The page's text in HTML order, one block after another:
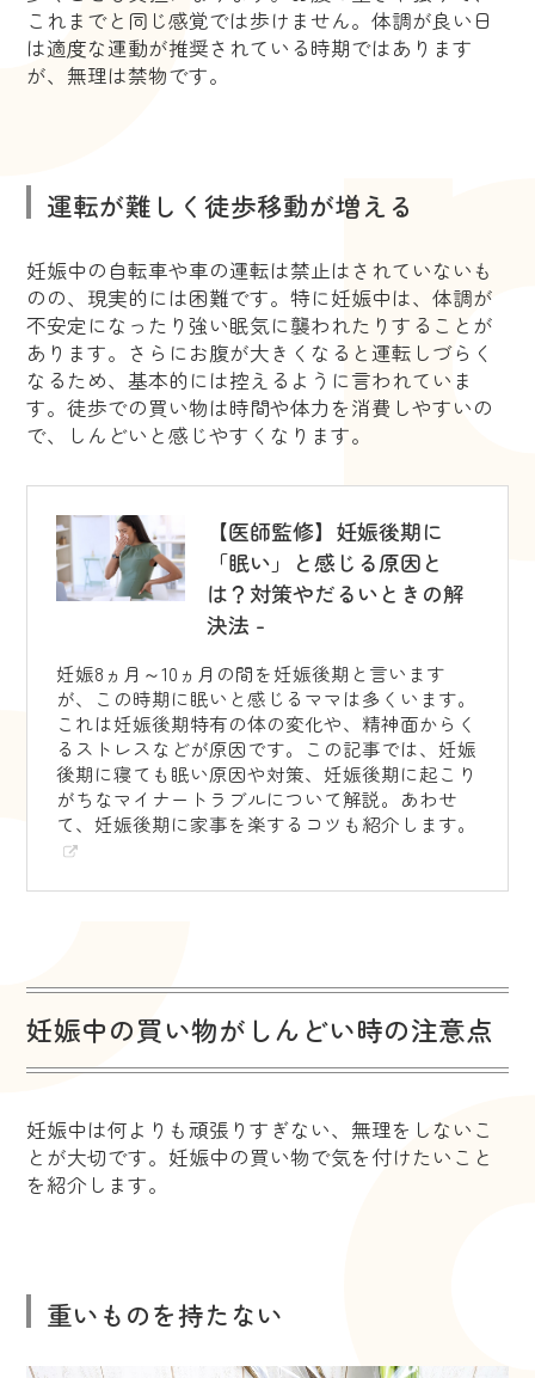
これまでと同じ感覚では歩けません。体調が良い日
は適度な運動が推奨されている時期ではあります
が、無理は禁物です。
運転が難しく徒歩移動が増える
妊娠中の自転車や車の運転は禁止はされていないも
のの、現実的には困難です。特に妊娠中は、体調が
不安定になったり強い眠気に襲われたりすることが
あります。さらにお腹が大きくなると運転しづらく
なるため、基本的には控えるように言われていま
す。徒歩での買い物は時間や体力を消費しやすいの
で、しんどいと感じやすくなります。
【医師監修】妊娠後期に
「眠い」と感じる原因と
は？対策やだるいときの解
決法 -
妊娠8ヵ月～10ヵ月の間を妊娠後期と言います
が、この時期に眠いと感じるママは多くいます。
これは妊娠後期特有の体の変化や、精神面からく
るストレスなどが原因です。この記事では、妊娠
後期に寝ても眠い原因や対策、妊娠後期に起こり
がちなマイナートラブルについて解説。あわせ
て、妊娠後期に家事を楽するコツも紹介します。
妊娠中の買い物がしんどい時の注意点
妊娠中は何よりも頑張りすぎない、無理をしないこ
とが大切です。妊娠中の買い物で気を付けたいこと
を紹介します。
重いものを持たない